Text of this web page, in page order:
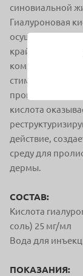
синовиальной
Гиалуроновая
осуществляет
крайне важную
компонентов
стимуляцию
процессов
кислота
действие,
среду для
дермы.
СОСТАВ:
Кислота
соль) 25 мг/мл
Вода для
ПОКАЗАНИЯ: